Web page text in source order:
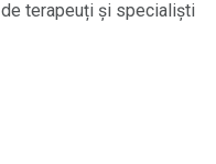
terapeuți și specialiști